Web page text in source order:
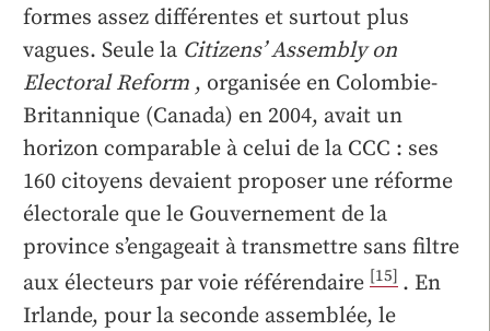
formes assez différentes et surtout plus
vagues. Seule la Citizens’ Assembly on
Electoral Reform , organisée en Colombie-
Britannique (Canada) en 2004, avait un
horizon comparable à celui de la CCC : ses
160 citoyens devaient proposer une réforme
électorale que le Gouvernement de la
province s’engageait à transmettre sans filtre
aux électeurs par voie référendaire [15] . En
Irlande, pour la seconde assemblée, le